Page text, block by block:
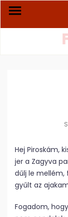
Hej Piroskám,
jer a Zagyva
dűlj le mellém,
gyűlt az
Fogadom,